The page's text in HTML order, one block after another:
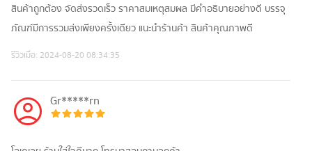
สินค้าถูกต้อง จัดส่งรวดเร็ว ราคาสมเหตุสมผล มีคำอธิบายอย่างดี บรรจุ
ภัณฑ์มีการรวมส่งเพียงครั้งเดียว แนะนำร้านค้า สินค้าคุณภาพดี
รีวิวเมื่อ: 2024-08-20 08:34:35
Gr*****rn